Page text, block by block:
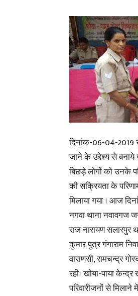
दिनांक-06-04-2019
जाने के उद्देश्य से बनाये
बिछड़े लोगों को उनके
की सक्रियता के
मिलाया गया । आज
नगवा थाना नवावगज
राज नारायण सलारपुर
कुमार पुत्र गंगाराम
वाराणसी, रामचन्द्र
रही। खोया-पाया
परिवारीजनों से मिलाने